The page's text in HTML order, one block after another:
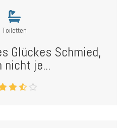
Toiletten
Glückes Schmied,
nicht je...